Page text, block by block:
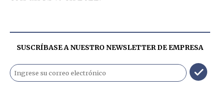
SUSCRÍBASE A NUESTRO NEWSLETTER DEEMPRESA